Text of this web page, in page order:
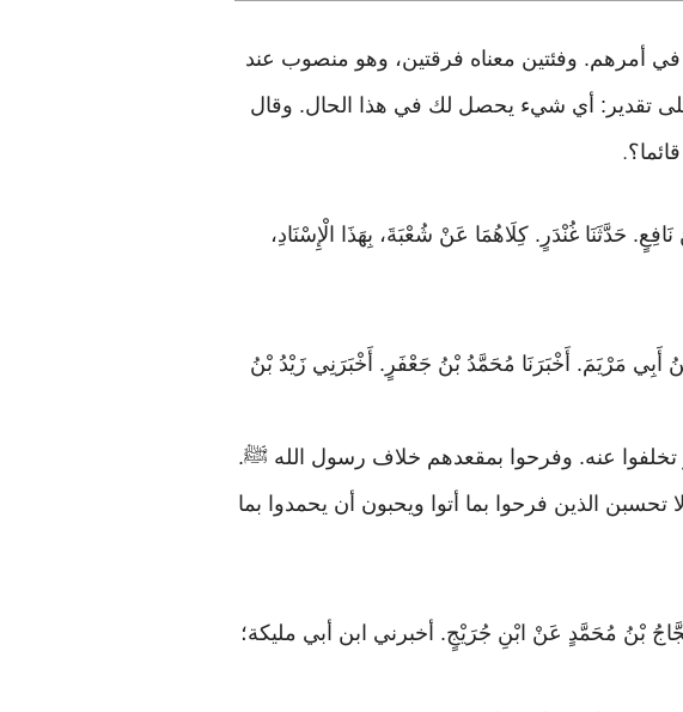
في أمرهم. وفئتين معناه فرقتين، وهو منصوب عند
على تقدير: أي شيء يحصل لك في هذا الحال. وقال
.
حَدَّثَنَا غُنْدَرٍ. كِلَاهُمَا عَنْ شُعْبَةَ، بِهَذَا الْإِسْنَادِ،
أَبِي مَرْيَمَ. أَخْبَرَنَا مُحَمَّدُ بْنُ جَعْفَرٍ. أَخْبَرَنِي زَيْدُ بْنُ
تخلفوا عنه. وفرحوا بمقعدهم خلاف رسول الله ﷺ.
تحسبن الذين فرحوا بما أتوا ويحبون أن يحمدوا بما
حَجَّاجُ بْنُ مُحَمَّدٍ عَنْ ابْنِ جُرَيْجٍ. أخبرني ابن أبي مليكة؛